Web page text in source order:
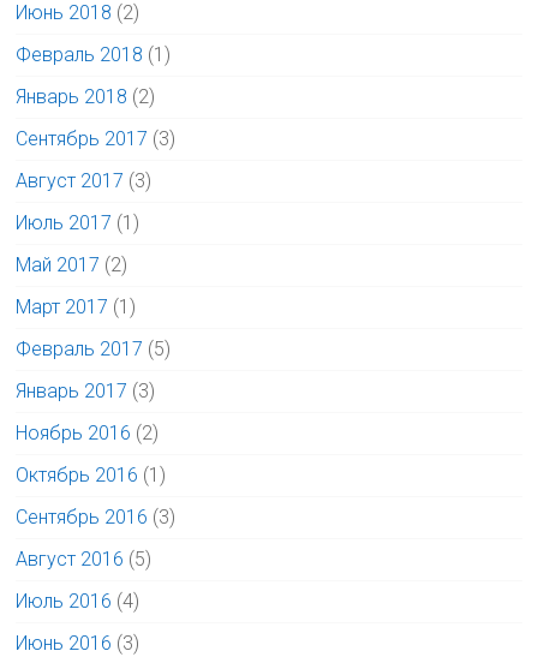
Июнь 2018 (2)
Февраль 2018 (1)
Январь 2018 (2)
Сентябрь 2017 (3)
Август 2017 (3)
Июль 2017 (1)
Май 2017 (2)
Март 2017 (1)
Февраль 2017 (5)
Январь 2017 (3)
Ноябрь 2016 (2)
Октябрь 2016 (1)
Сентябрь 2016 (3)
Август 2016 (5)
Июль 2016 (4)
Июнь 2016 (3)